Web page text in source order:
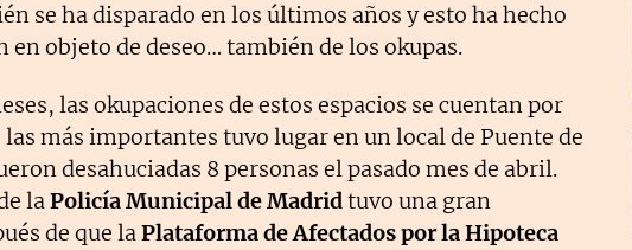
se ha disparado en los últimos años y esto ha hecho
en objeto de deseo… también de los okupas.
las okupaciones de estos espacios se cuentan por
las más importantes tuvo lugar en un local de Puente de
desahuciadas 8 personas el pasado mes de abril.
laPolicía Municipal de Madridtuvo una gran
de que laPlataforma de Afectados por la Hipoteca